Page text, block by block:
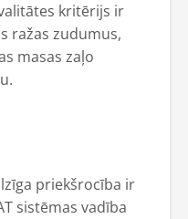
kritērijs ir
ražas zudumus,
masas zaļo
priekšrocība ir
sistēmas vadība